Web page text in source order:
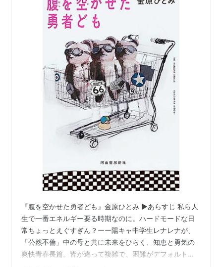
『腹を空かせた勇者ども』金原ひとみ ▶︎あらすじ 私ら人
生で一番エネルギー要る時期なのに。ハードモードな日
常ちょっとえぐすぎん？ーー陽キャ中学生レナレナが、
「公然不倫」中の母と共に未来をひらく、知恵と勇気の
爽快青春長篇。皆が違って複雑で、困難がデフォルトの